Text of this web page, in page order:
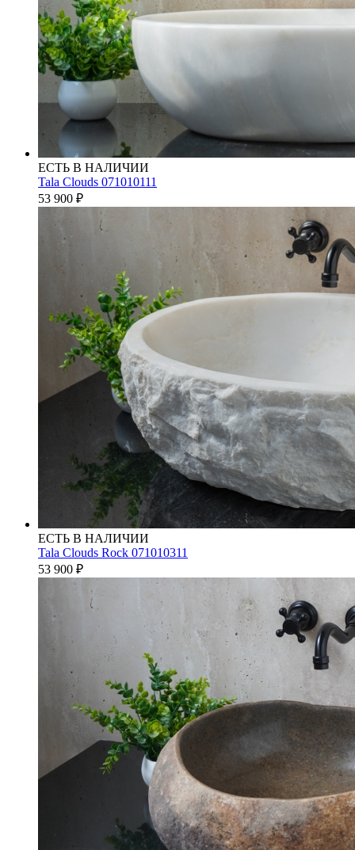
ЕСТЬ В НАЛИЧИИ
Tala Clouds 071010111
53 900 ₽
ЕСТЬ В НАЛИЧИИ
Tala Clouds Rock 071010311
53 900 ₽